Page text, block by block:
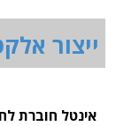
ייצור
אינטל חוברת